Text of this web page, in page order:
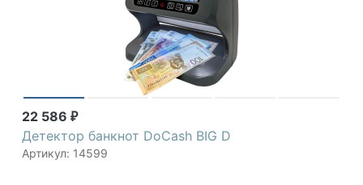
22 586 ₽
Детектор банкнот DoCash BIG D
Артикул: 14599